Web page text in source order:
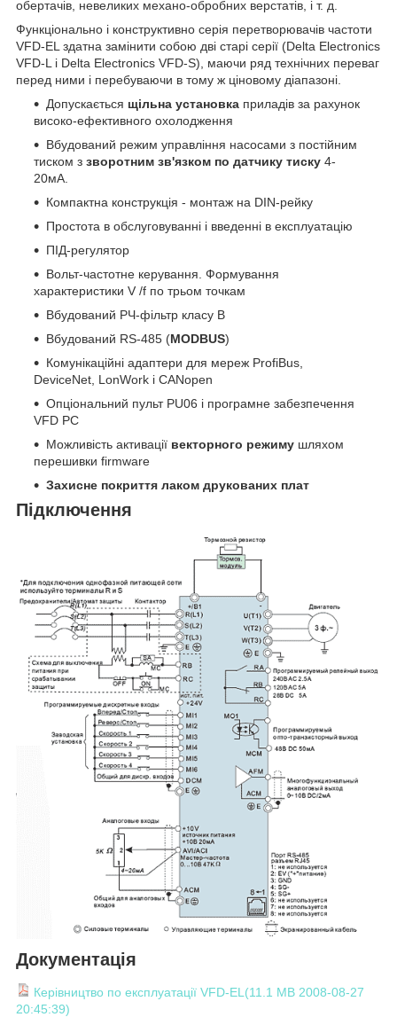
обертачів, невеликих механо-обробних верстатів, і т. д.
Функціонально і конструктивно серія перетворювачів частоти
VFD-EL здатна замінити собою дві старі серії (Delta Electronics
VFD-L і Delta Electronics VFD-S), маючи ряд технічних переваг
перед ними і перебуваючи в тому ж ціновому діапазоні.
Допускається щільна установка приладів за рахунок
високо-ефективного охолодження
Вбудований режим управління насосами з постійним
тиском з зворотним зв'язком по датчику тиску 4-
20мА.
Компактна конструкція - монтаж на DIN-рейку
Простота в обслуговуванні і введенні в експлуатацію
ПІД-регулятор
Вольт-частотне керування. Формування
характеристики V /f по трьом точкам
Вбудований РЧ-фільтр класу B
Вбудований RS-485 (MODBUS)
Комунікаційні адаптери для мереж ProfiBus,
DeviceNet, LonWork і CANopen
Опціональний пульт PU06 і програмне забезпечення
VFD PC
Можливість активації векторного режиму шляхом
перешивки firmware
Захисне покриття лаком друкованих плат
Підключення
Документація
Керівництво по експлуатації VFD-EL(11.1 MB 2008-08-27
20:45:39)